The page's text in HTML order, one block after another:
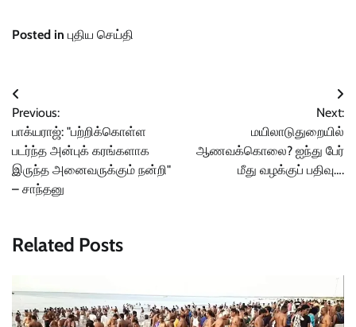
Posted in புதிய செய்தி
Post
navigation
Previous:
பாக்யராஜ்: "பற்றிக்கொள்ள
படர்ந்த அன்புக் கரங்களாக
இருந்த அனைவருக்கும் நன்றி"
– சாந்தனு
Next:
மயிலாடுதுறையில்
ஆணவக்கொலை? ஐந்து பேர்
மீது வழக்குப் பதிவு….
Related Posts